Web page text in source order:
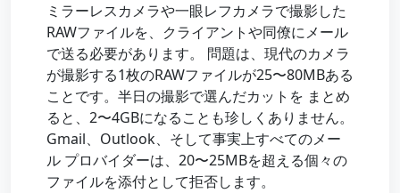
ミラーレスカメラや一眼レフカメラで撮影した
RAWファイルを、クライアントや同僚にメール
で送る必要があります。 問題は、現代のカメラ
が撮影する1枚のRAWファイルが25〜80MBある
ことです。半日の撮影で選んだカットを まとめ
ると、2〜4GBになることも珍しくありません。
Gmail、Outlook、そして事実上すべてのメー
ル プロバイダーは、20〜25MBを超える個々の
ファイルを添付として拒否します。